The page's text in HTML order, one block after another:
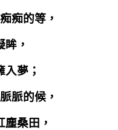
痴的等，
，
夢；
脈的候，
桑田，